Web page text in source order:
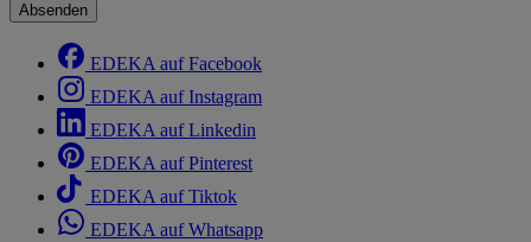
Absenden
EDEKA auf Facebook
EDEKA auf Instagram
EDEKA auf Linkedin
EDEKA auf Pinterest
EDEKA auf Tiktok
EDEKA auf Whatsapp